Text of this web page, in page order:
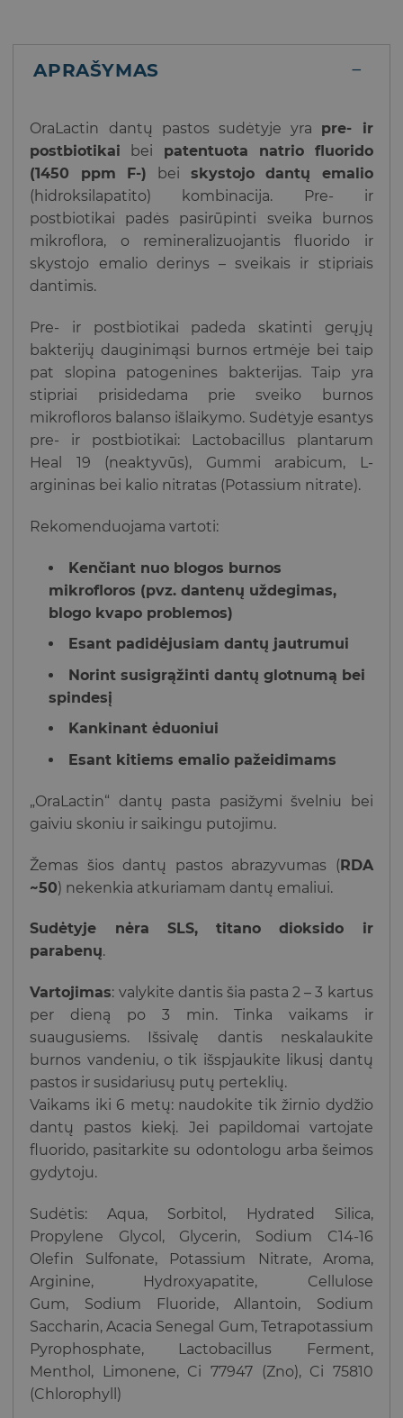
APRAŠYMAS
OraLactin dantų pastos sudėtyje yra pre- ir
postbiotikai bei patentuota natrio fluorido
(1450 ppm F-) bei skystojo dantų emalio
(hidroksilapatito) kombinacija. Pre- ir
postbiotikai padės pasirūpinti sveika burnos
mikroflora, o remineralizuojantis fluorido ir
skystojo emalio derinys – sveikais ir stipriais
dantimis.
Pre- ir postbiotikai padeda skatinti gerųjų
bakterijų dauginimąsi burnos ertmėje bei taip
pat slopina patogenines bakterijas. Taip yra
stipriai prisidedama prie sveiko burnos
mikrofloros balanso išlaikymo. Sudėtyje esantys
pre- ir postbiotikai: Lactobacillus plantarum
Heal 19 (neaktyvūs), Gummi arabicum, L-
argininas bei kalio nitratas (Potassium nitrate).
Rekomenduojama vartoti:
Kenčiant nuo blogos burnos
mikrofloros (pvz. dantenų uždegimas,
blogo kvapo problemos)
Esant padidėjusiam dantų jautrumui
Norint susigrąžinti dantų glotnumą bei
spindesį
Kankinant ėduoniui
Esant kitiems emalio pažeidimams
„OraLactin“ dantų pasta pasižymi švelniu bei
gaiviu skoniu ir saikingu putojimu.
Žemas šios dantų pastos abrazyvumas (RDA
~50) nekenkia atkuriamam dantų emaliui.
Sudėtyje nėra SLS, titano dioksido ir
parabenų.
Vartojimas: valykite dantis šia pasta 2 – 3 kartus
per dieną po 3 min. Tinka vaikams ir
suaugusiems. Išsivalę dantis neskalaukite
burnos vandeniu, o tik išspjaukite likusį dantų
pastos ir susidariusų putų perteklių.
Vaikams iki 6 metų: naudokite tik žirnio dydžio
dantų pastos kiekį. Jei papildomai vartojate
fluorido, pasitarkite su odontologu arba šeimos
gydytoju.
Sudėtis: Aqua, Sorbitol, Hydrated Silica,
Propylene Glycol, Glycerin, Sodium C14-16
Olefin Sulfonate, Potassium Nitrate, Aroma,
Arginine, Hydroxyapatite, Cellulose
Gum, Sodium Fluoride, Allantoin, Sodium
Saccharin, Acacia Senegal Gum, Tetrapotassium
Pyrophosphate, Lactobacillus Ferment,
Menthol, Limonene, Ci 77947 (Zno), Ci 75810
(Chlorophyll)